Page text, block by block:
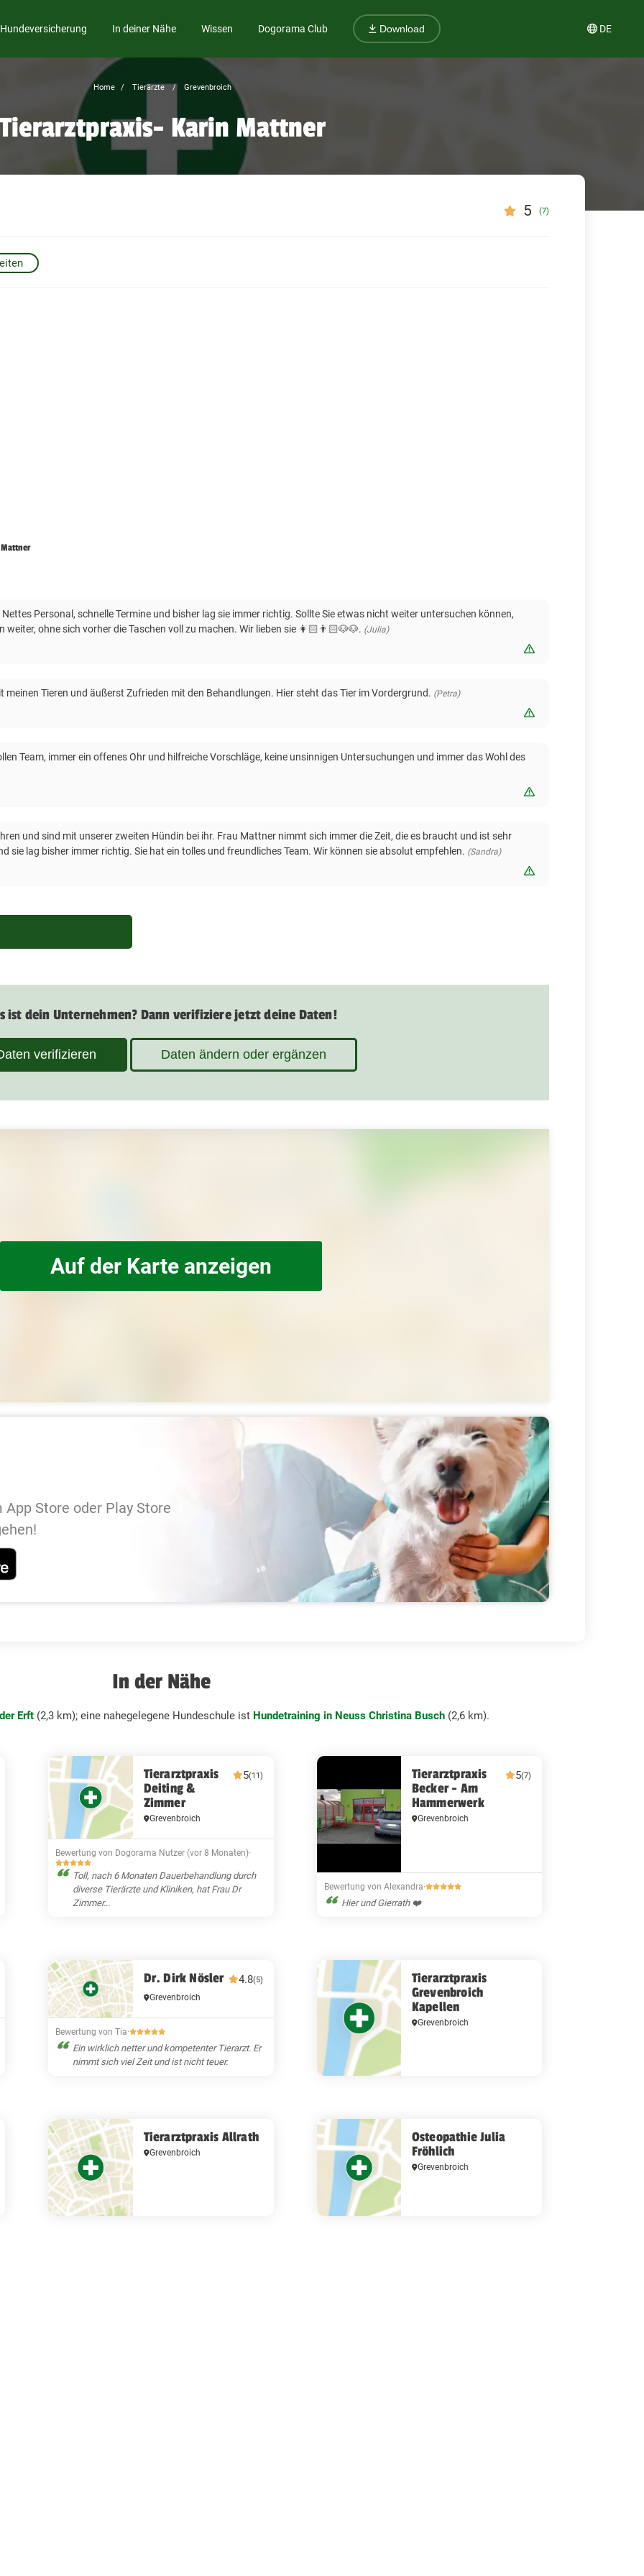
Hundeversicherung In deiner Nähe Wissen Dogorama Club Download DE
Home Tierärzte Grevenbroich
Tierarztpraxis- Karin Mattner
5 (7)
Personal, schnelle Termine und bisher lag sie immer richtig. Sollte Sie etwas nicht weiter untersuchen können,
ohne sich vorher die Taschen voll zu machen. Wir lieben sie 👩🏻👨🏻🐶🐶. (Julia)
Bewertung melden
Tieren und äußerst Zufrieden mit den Behandlungen. Hier steht das Tier im Vordergrund. (Petra)
Bewertung melden
Team, immer ein offenes Ohr und hilfreiche Vorschläge, keine unsinnigen Untersuchungen und immer das Wohl des
Bewertung melden
und sind mit unserer zweiten Hündin bei ihr. Frau Mattner nimmt sich immer die Zeit, die es braucht und ist sehr
sie lag bisher immer richtig. Sie hat ein tolles und freundliches Team. Wir können sie absolut empfehlen. (Sandra)
Bewertung melden
ist dein Unternehmen? Dann verifiziere jetzt deine Daten!
verifizieren Daten ändern oder ergänzen
Auf der Karte anzeigen
Store oder Play Store
In der Nähe
Erft(2,3 km); eine nahegelegene Hundeschule ist Hundetraining in Neuss Christina Busch(2,6 km).
Tierarztpraxis
Deiting &
Zimmer
5(11)
Grevenbroich
Bewertung von Dogorama Nutzer (vor 8 Monaten)·
Toll, nach 6 Monaten Dauerbehandlung durch
diverse Tierärzte und Kliniken, hat Frau Dr
Zimmer...
Tierarztpraxis
Becker - Am
Hammerwerk
5(7)
Grevenbroich
Bewertung von Alexandra·
Hier und Gierrath ❤️
Dr. Dirk Nösler 4.8(5)
Grevenbroich
Bewertung von Tia·
Ein wirklich netter und kompetenter Tierarzt. Er
nimmt sich viel Zeit und ist nicht teuer.
Tierarztpraxis
Grevenbroich
Kapellen
Grevenbroich
Tierarztpraxis Allrath
Grevenbroich
Osteopathie Julia
Fröhlich
Grevenbroich